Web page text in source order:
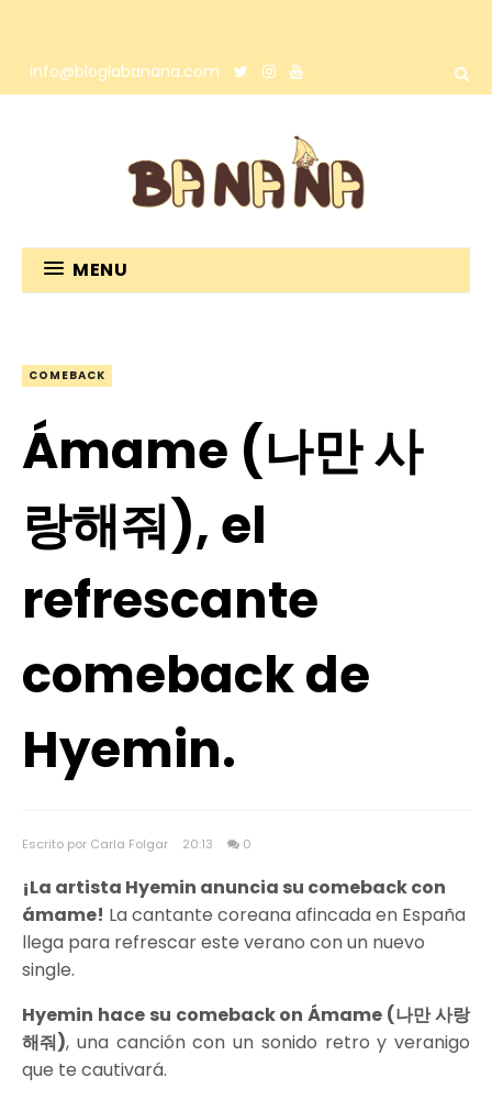
info@bloglabanana.com
MENU
COMEBACK
Ámame (나만 사
랑해줘), el
refrescante
comeback de
Hyemin.
Escrito por Carla Folgar 20:13 0
¡La artista Hyemin anuncia su comeback con
ámame! La cantante coreana afincada en España
llega para refrescar este verano con un nuevo
single.
Hyemin hace su comeback on Ámame (나만 사랑
해줘), una canción con un sonido retro y veranigo
que te cautivará.